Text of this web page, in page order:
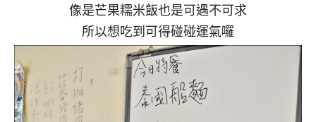
像是芒果糯米飯也是可遇不可求
所以想吃到可得碰碰運氣囉